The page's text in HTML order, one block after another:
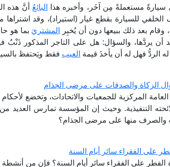
سيارةً مستعملةً مِن آخَر، وأخبره هذا البائعُ أنَّ هذه
الخلفي للسيارة بقطع غيار (استيراد)، وقد
وقام بعد ذلك ببيعها دون أن يُخبِر المشتري بما هو
أن يردَّها، والسؤال: هل على التاجر المذكور
الردُّ فهل له أن يأخذَ قيمة العيب فقط ويَحتفظ
الزكاة والصدقات على مرضى الجذام
المركزية للجمعيات والاتحادات، وتخضع
2019م ولائحته التنفيذية. وحيث إن المؤسسة تمارس
والصرف منها على مرضى الجذام؟
على الفقراء سائر أيام السنة
الفطر على الفقراء سائر أيام السنة؟ فإن من